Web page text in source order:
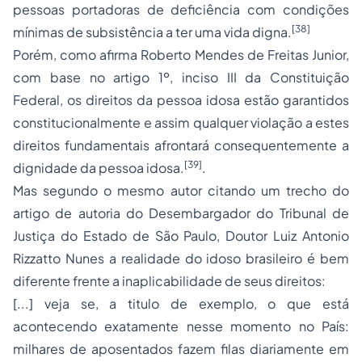
pessoas portadoras de deficiência com condições
mínimas de subsistência a ter uma vida digna. [38]
Porém, como afirma Roberto Mendes de Freitas Junior,
com base no artigo 1º, inciso III da Constituição
Federal, os direitos da pessoa idosa estão garantidos
constitucionalmente e assim qualquer violação a estes
direitos fundamentais afrontará consequentemente a
dignidade da pessoa idosa. [39].
Mas segundo o mesmo autor citando um trecho do
artigo de autoria do Desembargador do Tribunal de
Justiça do Estado de São Paulo, Doutor Luiz Antonio
Rizzatto Nunes a realidade do idoso brasileiro é bem
diferente frente a inaplicabilidade de seus direitos:
[...] veja se, a titulo de exemplo, o que está
acontecendo exatamente nesse momento no País:
milhares de aposentados fazem filas diariamente em